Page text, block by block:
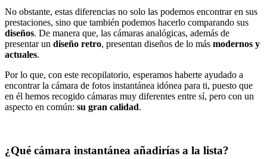
No obstante, estas diferencias no solo las podemos encontrar en sus
prestaciones, sino que también podemos hacerlo comparando sus
diseños. De manera que, las cámaras analógicas, además de
presentar un diseño retro, presentan diseños de lo más modernos y
actuales.
Por lo que, con este recopilatorio, esperamos haberte ayudado a
encontrar la cámara de fotos instantánea idónea para ti, puesto que
en él hemos recogido cámaras muy diferentes entre sí, pero con un
aspecto en común: su gran calidad.
¿Qué cámara instantánea añadirías a la lista?